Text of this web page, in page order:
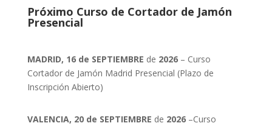
Próximo Curso de Cortador de Jamón
Presencial
MADRID, 16 de SEPTIEMBRE de 2026– Curso
Cortador de Jamón Madrid Presencial (Plazo de
Inscripción Abierto)
VALENCIA, 20 de SEPTIEMBRE de 2026–Curso